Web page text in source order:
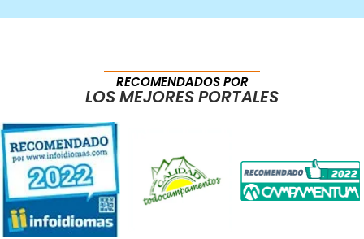
RECOMENDADOS POR
LOS MEJORES PORTALES